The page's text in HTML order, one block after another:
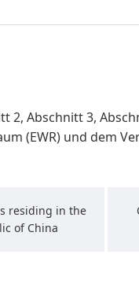
2, Abschnitt 3,
(EWR) und dem
residing in the
of China